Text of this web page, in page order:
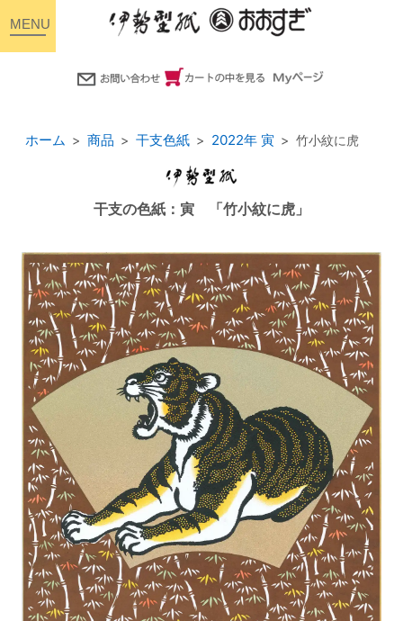
ホーム 商品 干支色紙 2022年 寅 竹小紋に虎
干支の色紙：寅 「竹小紋に虎」
toggle
navigation